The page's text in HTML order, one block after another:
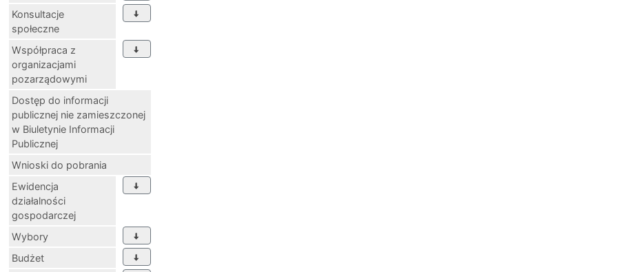
Konsultacje
społeczne
Współpraca z
organizacjami
pozarządowymi
Dostęp do informacji
publicznej nie zamieszczonej
w Biuletynie Informacji
Publicznej
Wnioski do pobrania
Ewidencja
działalności
gospodarczej
Wybory
Budżet